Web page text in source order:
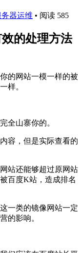
务器运维 • 阅读 585
的处理方法
的网站一模一样的被
样。
全山寨你的。
容，但是实际查看的
站还能够超过原网站
百度K站，造成排名
一类的镜像网站一定
的影响。